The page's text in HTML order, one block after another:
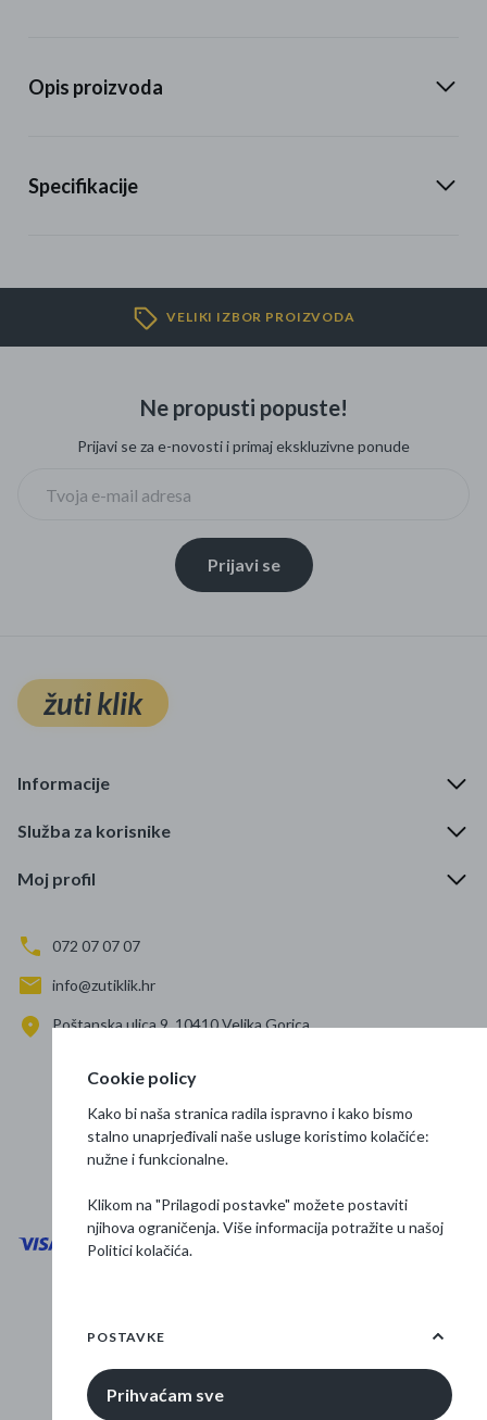
Opis proizvoda
Specifikacije
VELIKI IZBOR PROIZVODA
Ne propusti popuste!
Prijavi se za e-novosti i primaj ekskluzivne ponude
Prijavi se
žuti klik
Informacije
Služba za korisnike
Moj profil
072 07 07 07
info@zutiklik.hr
Poštanska ulica 9, 10410 Velika Gorica
Prati nas
Osnovne informacije
© 2026 Žuti klik
Cookie policy
Kako bi naša stranica radila ispravno i kako bismo
stalno unaprjeđivali naše usluge koristimo kolačiće:
nužne i funkcionalne.
Klikom na "Prilagodi postavke" možete postaviti
njihova ograničenja. Više informacija potražite u našoj
Politici kolačića.
POSTAVKE
Prihvaćam sve